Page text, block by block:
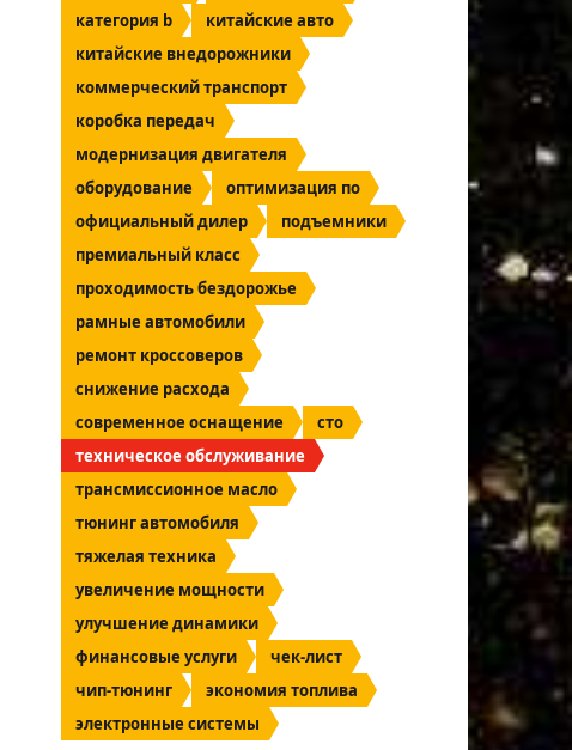
категория b
китайские авто
китайские внедорожники
коммерческий транспорт
коробка передач
модернизация двигателя
оборудование
оптимизация по
официальный дилер
подъемники
премиальный класс
проходимость бездорожье
рамные автомобили
ремонт кроссоверов
снижение расхода
современное оснащение
сто
техническое обслуживание
трансмиссионное масло
тюнинг автомобиля
тяжелая техника
увеличение мощности
улучшение динамики
финансовые услуги
чек-лист
чип-тюнинг
экономия топлива
электронные системы